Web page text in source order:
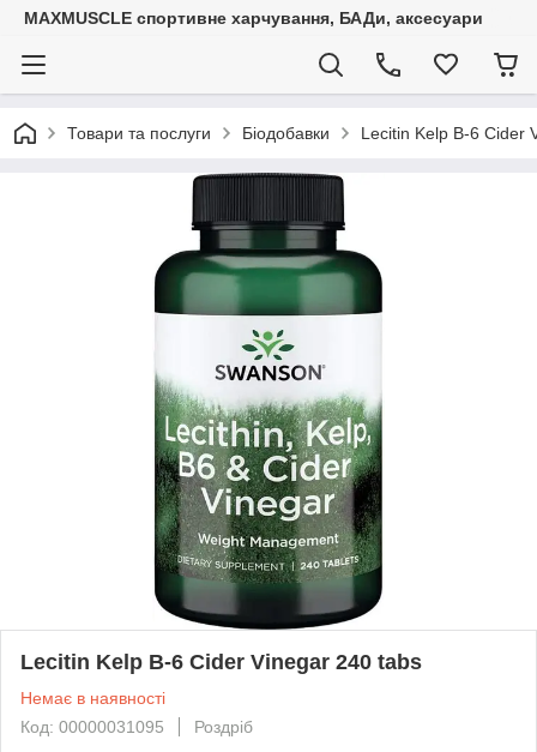
MAXMUSCLE спортивне харчування, БАДи, аксесуари
Товари та послуги Біодобавки Lecitin Kelp B-6 Cider
Lecitin Kelp B-6 Cider Vinegar 240 tabs
Немає в наявності
Код: 00000031095
Роздріб